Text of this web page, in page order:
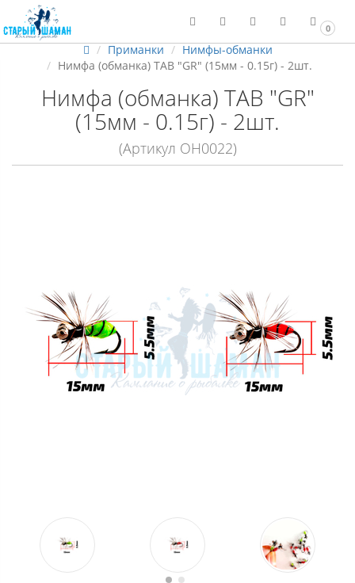
0
Приманки
Нимфы-обманки
Нимфа (обманка) TAB "GR" (15мм - 0.15г) - 2шт.
Нимфа (обманка) TAB "GR"
(15мм - 0.15г) - 2шт.
(Артикул ОН0022)